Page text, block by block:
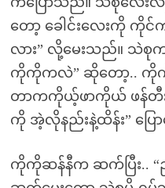
တော့ ခေါင်းလေးကို ကိုင်က
လား” လို့မေးသည်။ သဲစုက
ကိုကိုကလဲ” ဆိုတော့.. ကို
တာကကိုယ့်ဖာကိုယ် ဖန်တီ
ကို အဲ့လိုနည်းနဲ့ထိန်း” ပြေ
ကိုကိုဆန်နီက ဆက်ပြီး.. “